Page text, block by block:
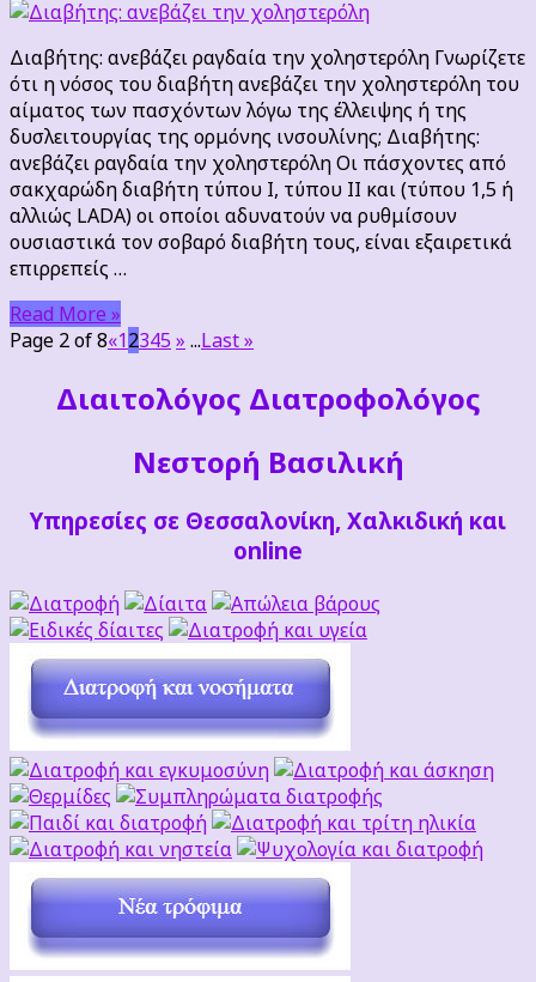
ανεβάζει
χοληστερόλη
Διαβήτης: ανεβάζει ραγδαία την χοληστερόλη Γνωρίζετε
ότι η νόσος του διαβήτη ανεβάζει την χοληστερόλη του
αίματος των πασχόντων λόγω της έλλειψης ή της
δυσλειτουργίας της ορμόνης ινσουλίνης; Διαβήτης:
ανεβάζει ραγδαία την χοληστερόλη Οι πάσχοντες από
σακχαρώδη διαβήτη τύπου I, τύπου II και (τύπου 1,5 ή
αλλιώς LADA) οι οποίοι αδυνατούν να ρυθμίσουν
ουσιαστικά τον σοβαρό διαβήτη τους, είναι εξαιρετικά
επιρρεπείς …
Read More »
Page 2 of 8«12345 » ...Last »
Διαιτoλόγος Διατροφολόγος
Νεστορή Βασιλική
Υπηρεσίες σε Θεσσαλονίκη, Χαλκιδική και
online